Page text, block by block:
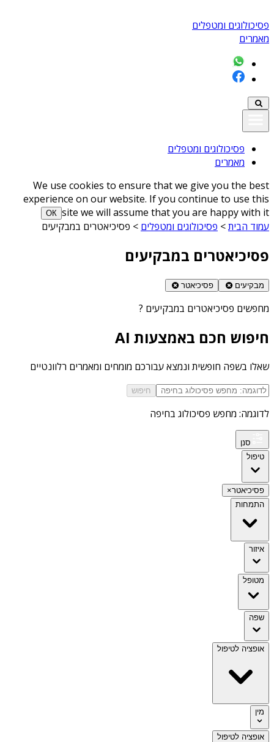
פסיכולוגים ומטפלים
מאמרים
פסיכולוגים ומטפלים
מאמרים
We use cookies to ensure that we give you the best
experience on our website. If you continue to use this
site we will assume that you are happy with it
ОК
עמוד הבית> פסיכולוגים ומטפלים > פסיכיאטרים במבקיעים
פסיכיאטרים במבקיעים
מבקיעים פסיכיאטר
מחפשים פסיכיאטרים במבקיעים ?
חיפוש חכם באמצעות AI
שאלו בשפה חופשית ונמצא עבורכם מומחים ומאמרים רלוונטיים
חיפוש
לדוגמה: מחפש פסיכולוג בחיפה
סנן
טיפול
פסיכיאטר×
התמחות
איזור
מטופל
שפה
אופציה לטיפול
מין
אופציה לטיפול